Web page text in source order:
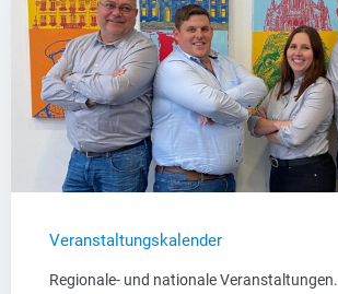
Veranstaltungskalender
Regionale- und nationale Veranstaltungen.